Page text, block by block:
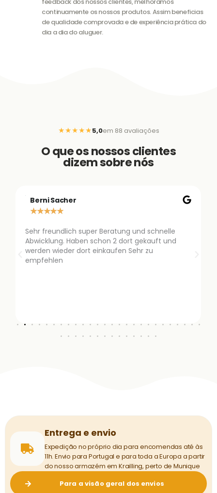
continuamente os nossos produtos. Assim beneficias
de qualidade comprovada e de experiência prática do
dia a dia do aluguer.
★★★★★5,0em 88 avaliações
O que os nossos clientes
dizem sobre nós
Berni Sacher
★★★★★
Sehr freundlich super Beratung und schnelle
Abwicklung. Haben schon 2 dort gekauft und
werden wieder dort einkaufen Sehr zu
empfehlen
Entrega e envio
Expedição no próprio dia para encomendas até às
11h. Envio para Portugal e para toda a Europa a partir
do nosso armazém em Krailling, perto de Munique
Para a visão geral dos envios